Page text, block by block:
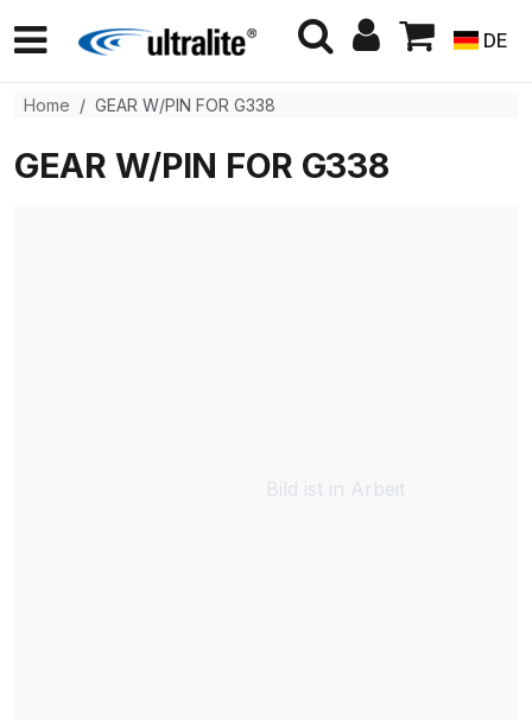
DE
Home GEAR W/PIN FOR G338
GEAR W/PIN FOR G338
Bild ist in Arbeit